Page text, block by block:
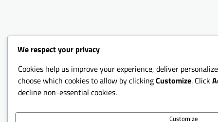
We respect your privacy
Cookies help us improve your experience, deliver
choose which cookies to allow by clickingCustomize. Click
decline non-essential cookies.
Customize